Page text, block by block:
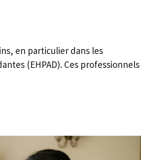
en particulier dans les
(EHPAD). Ces professionnels